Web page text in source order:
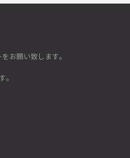
お願い致します。
。